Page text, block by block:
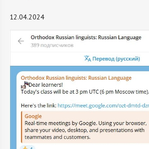
12.04.2024